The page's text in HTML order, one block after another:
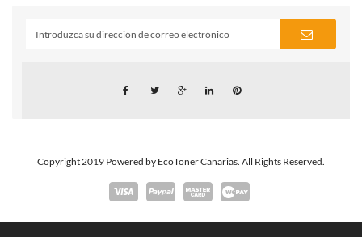
Copyright 2019 Powered by EcoToner Canarias. All Rights Reserved.